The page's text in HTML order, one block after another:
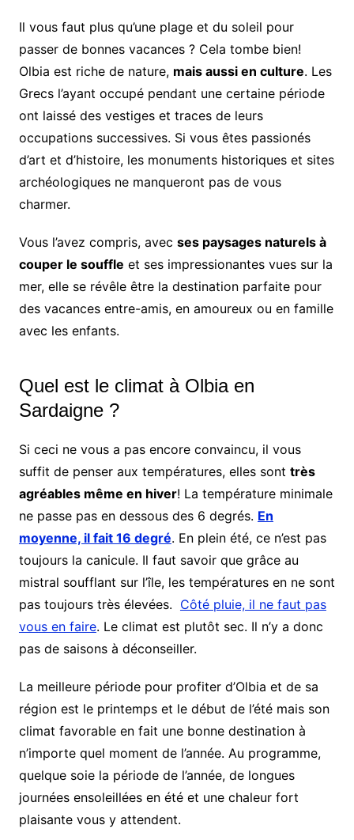
Il vous faut plus qu’une plage et du soleil pour
passer de bonnes vacances ? Cela tombe bien!
Olbia est riche de nature, mais aussi en culture. Les
Grecs l’ayant occupé pendant une certaine période
ont laissé des vestiges et traces de leurs
occupations successives. Si vous êtes passionés
d’art et d’histoire, les monuments historiques et sites
archéologiques ne manqueront pas de vous
charmer.
Vous l’avez compris, avec ses paysages naturels à
couper le souffle et ses impressionantes vues sur la
mer, elle se révêle être la destination parfaite pour
des vacances entre-amis, en amoureux ou en famille
avec les enfants.
Quel est le climat à Olbia en
Sardaigne ?
Si ceci ne vous a pas encore convaincu, il vous
suffit de penser aux températures, elles sont très
agréables même en hiver! La température minimale
ne passe pas en dessous des 6 degrés. En
moyenne, il fait 16 degré. En plein été, ce n’est pas
toujours la canicule. Il faut savoir que grâce au
mistral soufflant sur l’île, les températures en ne sont
pas toujours très élevées. Côté pluie, il ne faut pas
vous en faire. Le climat est plutôt sec. Il n’y a donc
pas de saisons à déconseiller.
La meilleure période pour profiter d’Olbia et de sa
région est le printemps et le début de l’été mais son
climat favorable en fait une bonne destination à
n’importe quel moment de l’année. Au programme,
quelque soie la période de l’année, de longues
journées ensoleillées en été et une chaleur fort
plaisante vous y attendent.